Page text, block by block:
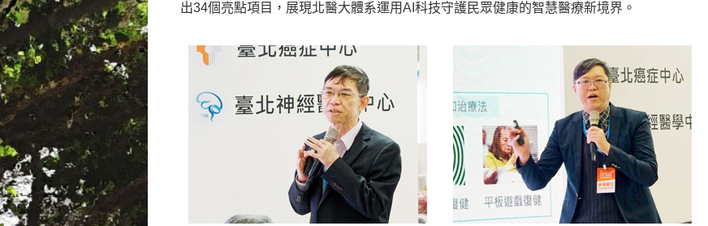
出34個亮點項目，展現北醫大體系運用AI科技守護民眾健康的智慧醫療新境界。